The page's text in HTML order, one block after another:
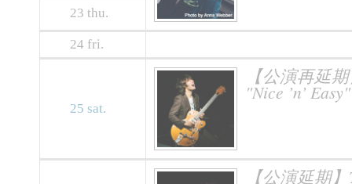
23 thu.
24 fri.
25 sat.
【公演再延
"Nice ’n’ Easy"
【公演延期